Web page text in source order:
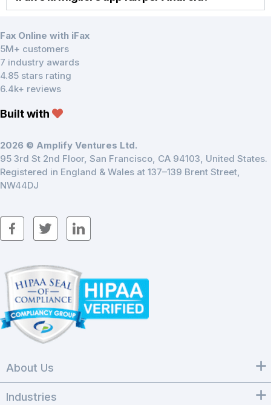
Fax Online with iFax
5M+ customers
7 industry awards
4.85 stars rating
6.4k+ reviews
Built with
2026 © Amplify Ventures Ltd.
95 3rd St 2nd Floor, San Francisco, CA 94103, United States.
Registered in England & Wales at 137–139 Brent Street,
NW44DJ
About Us
Industries